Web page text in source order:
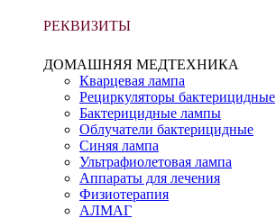
РЕКВИЗИТЫ
ДОМАШНЯЯ МЕДТЕХНИКА
Кварцевая лампа
Рециркуляторы бактерицидные
Бактерицидные лампы
Облучатели бактерицидные
Синяя лампа
Ультрафиолетовая лампа
Аппараты для лечения
Физиотерапия
АЛМАГ